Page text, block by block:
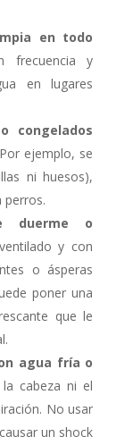
en todo
frecuencia y
en lugares
congelados
ejemplo, se
ni huesos),
perros.
duerme o
y con
o ásperas
poner una
que le
agua fría o
cabeza ni el
No usar
un shock